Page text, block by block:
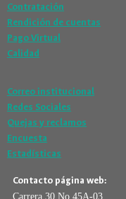
Contratación
Rendición de cuentas
Pago Virtual
Calidad
Correo institucional
Redes Sociales
Quejas y reclamos
Encuesta
Estadísticas
Contacto página web:
Carrera 30 No 45A-03